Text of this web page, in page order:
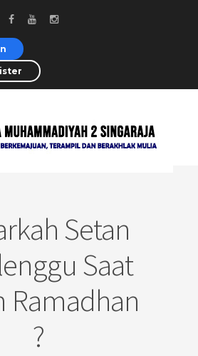
Setan
Saat
Ramadhan
?